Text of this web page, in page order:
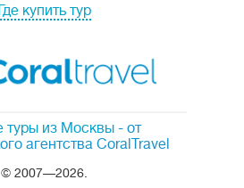
туры из Москвы - от
агентства CoralTravel
© 2007—2026.
Где купить тур